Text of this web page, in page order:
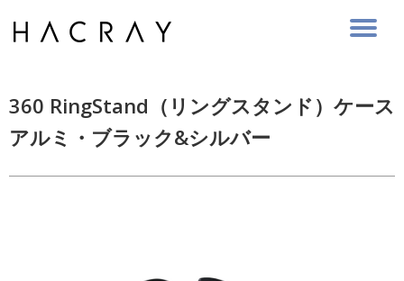
Skip
360 RingStand（リングスタンド）ケース
アルミ・ブラック&シルバー